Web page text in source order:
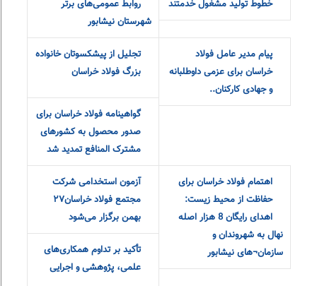
خطوط تولید مشغول خدمتند
روابط‌ عمومی‌های برتر
شهرستان نیشابور
پیام مدیر عامل فولاد
خراسان برای عزمی داوطلبانه
و جهادی کارکنان..
تجلیل از پیشکسوتان خانواده
بزرگ فولاد خراسان
گواهینامه فولاد خراسان برای
صدور محصول به کشورهای
مشترک المنافع تمدید شد
اهتمام فولاد خراسان برای
حفاظت از محیط زیست:
اهدای رایگان 8 هزار اصله
نهال به شهروندان و
سازمان¬های نیشابور
آزمون استخدامی شرکت
مجتمع فولاد خراسان۲۷
بهمن برگزار می‌شود
تأکید بر تداوم همکاری‌های
علمی، پژوهشی و اجرایی